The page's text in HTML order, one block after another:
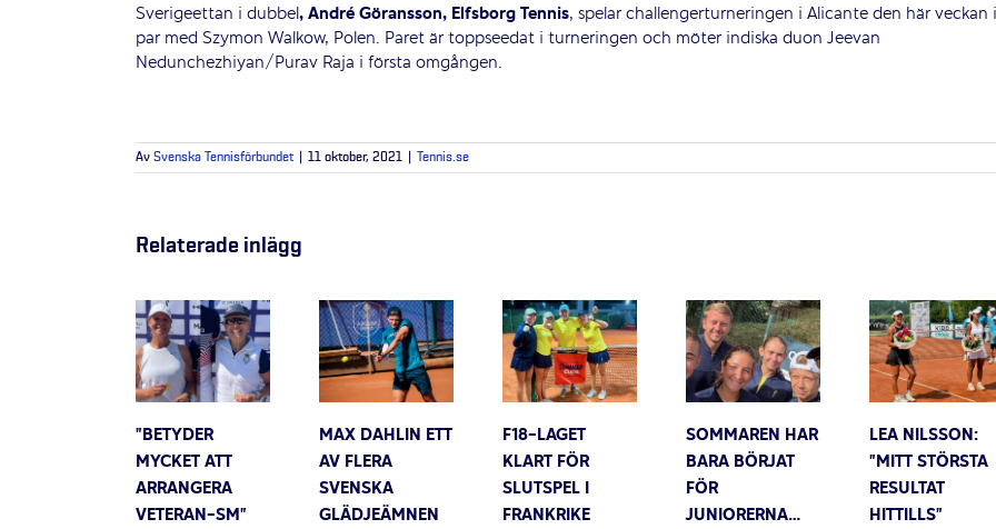
Sverigeettan i dubbel, André Göransson, Elfsborg Tennis, spelar challengerturneringen i Alicante den här veckan i
par med Szymon Walkow, Polen. Paret är toppseedat i turneringen och möter indiska duon Jeevan
Nedunchezhiyan/Purav Raja i första omgången.
Av Svenska Tennisförbundet 11 oktober, 2021 Tennis.se
Relaterade inlägg
”BETYDER
MYCKET ATT
ARRANGERA
VETERAN-SM”
MAX DAHLIN ETT
AV FLERA
SVENSKA
GLÄDJEÄMNEN
F18-LAGET
KLART FÖR
SLUTSPEL I
FRANKRIKE
SOMMAREN HAR
BARA BÖRJAT
FÖR
JUNIORERNA…
LEA NILSSON:
”MITT STÖRSTA
RESULTAT
HITTILLS”